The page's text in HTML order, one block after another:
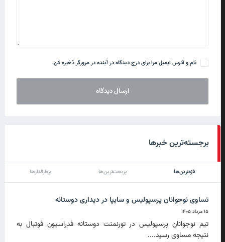
نام و آدرس ایمیل مرا برای درج دیدگاه در آینده در مرورگر ذخیره کن.
برجسته‌ترین خبرها
تازه‌ترین‌ها پربحث‌ترین‌ها پرطرفدارها
تساوی نوجوانان پرسپولیس و سایپا در دیداری دوستانه
۱۵ مرداد ۱۴۰۵
تیم نوجوانان پرسپولیس در تورنمنت دوستانه فدراسیون فوتبال به
نتیجه مساوی رسید....